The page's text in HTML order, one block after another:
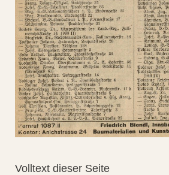
Volltext dieser Seite